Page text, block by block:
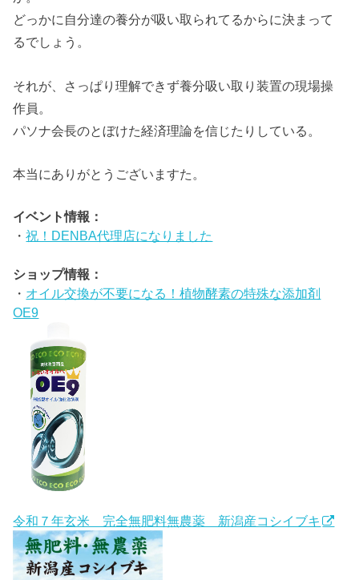
どっかに自分達の養分が吸い取られてるからに決まって
るでしょう。
それが、さっぱり理解できず養分吸い取り装置の現場操
作員。
パソナ会長のとぼけた経済理論を信じたりしている。
本当にありがとうございますた。
イベント情報：
・祝！DENBA代理店になりました
ショップ情報：
・ オイル交換が不要になる！植物酵素の特殊な添加剤
OE9
令和７年玄米 完全無肥料無農薬 新潟産コシイブキ